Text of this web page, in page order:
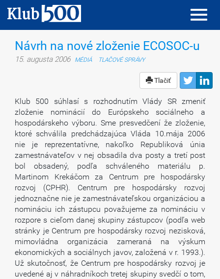
Návrh na nové zloženie ECOSOC-u
15. augusta 2006 MÉDIÁ TLAČOVÉ SPRÁVY
Tlačiť
Klub 500 súhlasí s rozhodnutím Vlády SR zmeniť
zloženie nominácií do Európskeho sociálneho a
hospodárskeho výboru. Sme presvedčení že zloženie,
ktoré schválila predchádzajúca Vláda 10.mája 2006
nie je reprezentatívne, nakoľko Republiková únia
zamestnávateľov v nej obsadila dva posty a tretí post
bol obsadený, podľa schváleného materiálu p.
Martinom Krekáčom za Centrum pre hospodársky
rozvoj (CPHR). Centrum pre hospodársky rozvoj
jednoznačne nie je zamestnávateľskou organizáciou a
nomináciu ich zástupcu považujeme za nomináciu v
rozpore s cieľom danej skupiny zástupcov (podľa web
stránky je Centrum pre hospodársky rozvoj nezisková,
mimovládna organizácia zameraná na výskum
ekonomických a sociálnych javov, založená v r. 1993.).
Už skutočnosť, že Centrum pre hospodársky rozvoj je
uvedené aj v náhradníkoch tretej skupiny svedčí o tom,